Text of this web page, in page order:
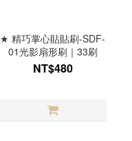
★ 精巧掌心貼貼刷-SDF-
01光影扇形刷｜33刷
NT$480